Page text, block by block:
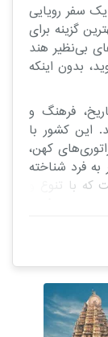
یک سفر رویایی
گزینه برای
بی‌نظیر هند
بدون اینکه
فرهنگ و
این کشور با
کهن،
فرد شناخته
با تنوع و
می‌کند.
رمانتیک،
و دهلی و
آشنایی با
می‌کند.
برای سفر به
جاذبه‌های